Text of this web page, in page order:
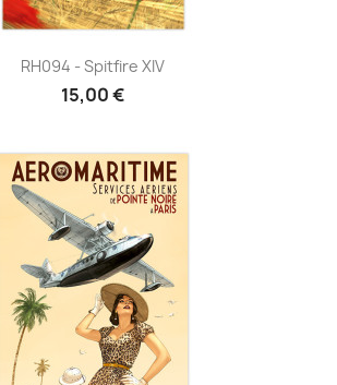
RH094 - Spitfire XIV
15,00 €